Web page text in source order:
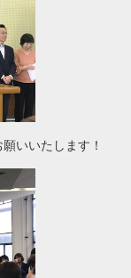
いいたします！